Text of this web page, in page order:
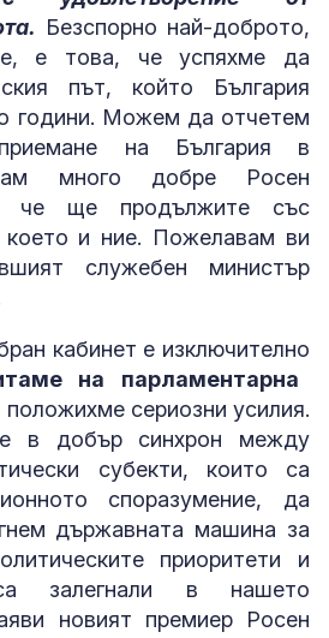
Безспорно най-доброто,
е това, че успяхме да
път, който България
години. Можем да отчетем
приемане на България в
много добре Росен
че ще продължите със
и ние. Пожелавам ви
служебен министър
кабинет е изключително
на парламентарна
положихме сериозни усилия.
в добър синхрон между
субекти, които са
споразумение, да
държавната машина за
приоритети и
залегнали в нашето
новият премиер Росен